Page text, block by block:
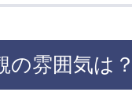
の雰囲気は？